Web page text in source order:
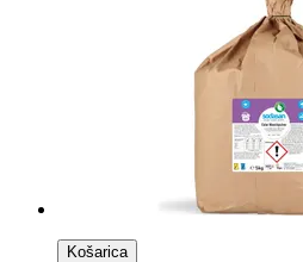
Košarica